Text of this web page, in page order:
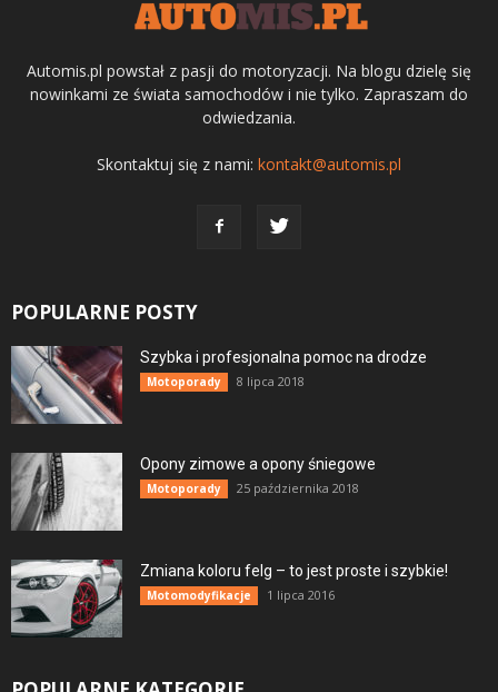
Automis.pl powstał z pasji do motoryzacji. Na blogu dzielę się
nowinkami ze świata samochodów i nie tylko. Zapraszam do
odwiedzania.
Skontaktuj się z nami: kontakt@automis.pl
POPULARNE POSTY
Szybka i profesjonalna pomoc na drodze
Motoporady 8 lipca 2018
Opony zimowe a opony śniegowe
Motoporady 25 października 2018
Zmiana koloru felg – to jest proste i szybkie!
Motomodyfikacje 1 lipca 2016